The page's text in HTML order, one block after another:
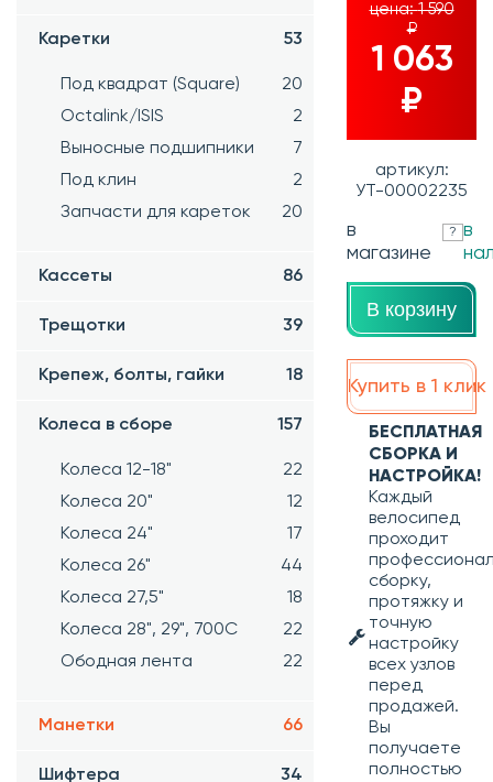
Каретки 53
Под квадрат (Square)
20
Octalink/ISIS
2
Выносные подшипники
7
Под клин
2
Запчасти для кареток
20
Кассеты 86
Трещотки 39
Крепеж, болты, гайки 18
Колеса в сборе 157
Колеса 12-18"
22
Колеса 20"
12
Колеса 24"
17
Колеса 26"
44
Колеса 27,5"
18
Колеса 28", 29", 700С
22
Ободная лента
22
Манетки 66
Шифтера 34
цена:1 590
₽
1 063
₽
артикул:
УТ-00002235
в
магазине
? в
В корзину
Купить в 1 клик
БЕСПЛАТНАЯ
СБОРКА И
НАСТРОЙКА!
Каждый
велосипед
проходит
сборку,
протяжку и
точную
настройку
всех узлов
перед
продажей.
Вы
получаете
полностью